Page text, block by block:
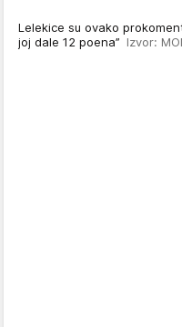
Lelekice su ovako
joj dale 12 poena” Izvor: